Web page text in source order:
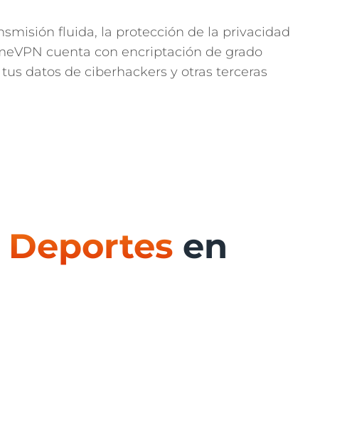
fluida, la protección de la privacidad
cuenta con encriptación de grado
datos de ciberhackers y otras terceras
Deportes en